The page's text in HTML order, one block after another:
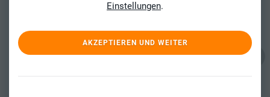
Einstellungen.
AKZEPTIEREN UND WEITER